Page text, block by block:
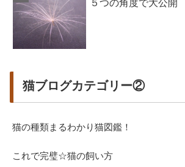
５つの角度で大公開
猫ブログカテゴリー②
猫の種類まるわかり猫図鑑！
これで完璧☆猫の飼い方